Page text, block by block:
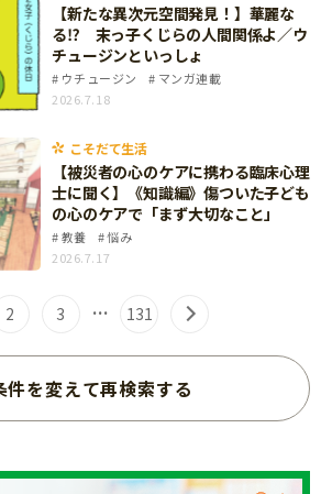
【新たな異次元空間発見！】華麗な
る⁉ 末っ子くじらの人間関係よ／ウ
チュージンといっしょ
ウチュージン
マンガ連載
2026.7.18
こそだて生活
【被災者の心のケアに携わる臨床心理
士に聞く】《知識編》傷ついた子ども
の心のケアで「まず大切なこと」
教養
悩み
2026.7.17
2 3 … 131
件を変えて再検索する